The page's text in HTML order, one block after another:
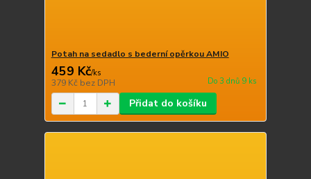
Potah na sedadlo s bederní opěrkou AMIO
459 Kč/ks
379 Kč bez DPH Do 3 dnů 9 ks
Přidat do košíku